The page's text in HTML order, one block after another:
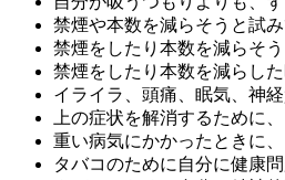
禁煙や本数を減らそうと試
禁煙をしたり本数を減らそ
禁煙をしたり本数を減らし
イライラ、頭痛、眠気、神
上の症状を解消するために
重い病気にかかったときに
タバコのために自分に健康